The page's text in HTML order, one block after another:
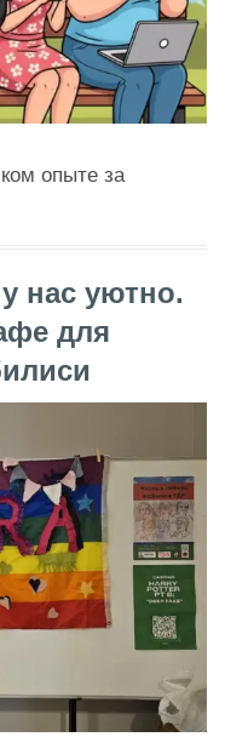
опыте за
нас уютно.
для